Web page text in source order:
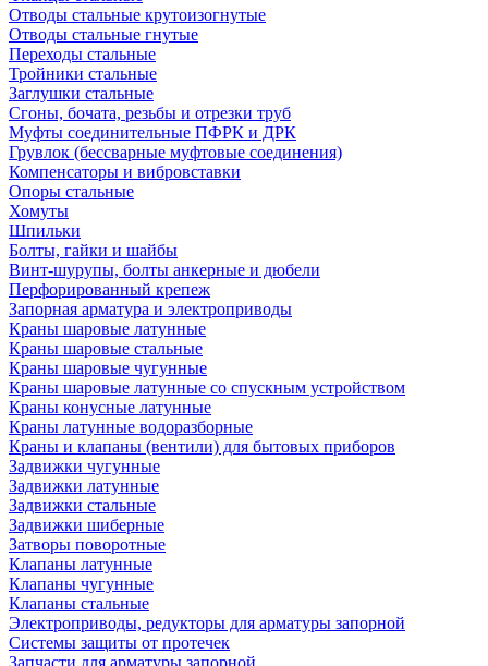
Отводы стальные крутоизогнутые
Отводы стальные гнутые
Переходы стальные
Тройники стальные
Заглушки стальные
Сгоны, бочата, резьбы и отрезки труб
Муфты соединительные ПФРК и ДРК
Грувлок (бессварные муфтовые соединения)
Компенсаторы и вибровставки
Опоры стальные
Хомуты
Шпильки
Болты, гайки и шайбы
Винт-шурупы, болты анкерные и дюбели
Перфорированный крепеж
Запорная арматура и электроприводы
Краны шаровые латунные
Краны шаровые стальные
Краны шаровые чугунные
Краны шаровые латунные со спускным устройством
Краны конусные латунные
Краны латунные водоразборные
Краны и клапаны (вентили) для бытовых приборов
Задвижки чугунные
Задвижки латунные
Задвижки стальные
Задвижки шиберные
Затворы поворотные
Клапаны латунные
Клапаны чугунные
Клапаны стальные
Электроприводы, редукторы для арматуры запорной
Системы защиты от протечек
Запчасти для арматуры запорной